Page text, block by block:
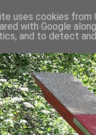
uses cookies from
with Google
and to detect and